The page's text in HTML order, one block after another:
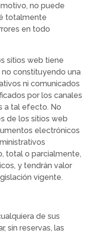
no puede
totalmente
en todo
sitios web tiene
constituyendo una
ni comunicados
por los canales
a tal efecto. No
de los sitios web
electrónicos
total o parcialmente,
y tendrán valor
vigente.
de sus
sin reservas, las